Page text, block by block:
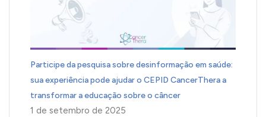
Participe da pesquisa sobre desinformação em saúde:
sua experiência pode ajudar o CEPID CancerThera a
transformar a educação sobre o câncer
1 de setembro de 2025